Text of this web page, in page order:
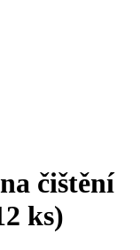
čištění
ks)